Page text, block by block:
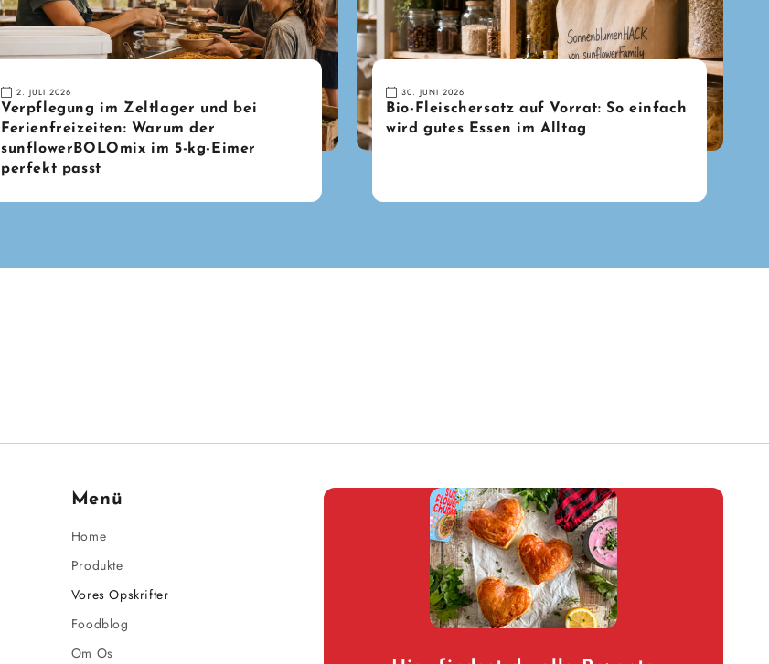
2. JULI 2026
Verpflegung im Zeltlager und bei
Ferienfreizeiten: Warum der
sunflowerBOLOmix im 5-kg-Eimer
perfekt passt
30. JUNI 2026
Bio-Fleischersatz auf Vorrat: So einfach
wird gutes Essen im Alltag
Menü
Home
Produkte
Vores Opskrifter
Foodblog
Om Os